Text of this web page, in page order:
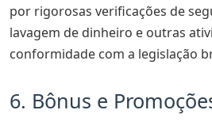
por rigorosas verificações de
lavagem de dinheiro e outras
conformidade com a legislação
6. Bônus e